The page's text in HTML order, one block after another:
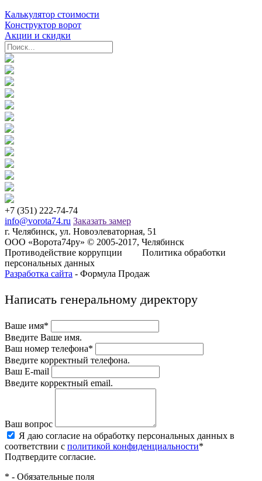
Калькулятор стоимости
Конструктор ворот
Акции и скидки
+7 (351) 222-74-74
info@vorota74.ru Заказать замер
г. Челябинск, ул. Новоэлеваторная, 51
ООО «Ворота74ру» © 2005-2017, Челябинск
Противодействие коррупции
Политика обработки
персональных данных
Разработка сайта - Формула Продаж
Написать генеральному директору
Ваше имя*
Введите Ваше имя.
Ваш номер телефона*
Введите корректный телефона.
Ваш E-mail
Введите корректный email.
Ваш вопрос
Я даю согласие на обработку персональных данных в
соответствии с политикой конфиденциальности*
Подтвердите согласие.
* - Обязательные поля